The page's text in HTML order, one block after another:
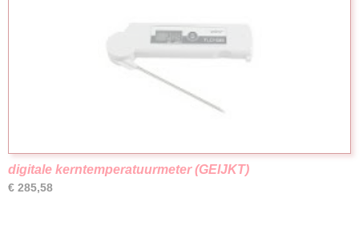
digitale kerntemperatuurmeter (GEIJKT)
€ 285,58